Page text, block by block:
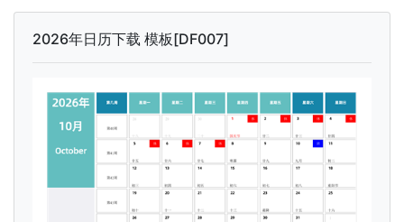
2026年日历下载 模板[DF007]